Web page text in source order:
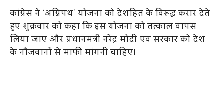
कांग्रेस ने ‘अग्निपथ’ योजना को देशहित के विरूद्ध करार देते
हुए शुक्रवार को कहा कि इस योजना को तत्काल वापस
लिया जाए और प्रधानमंत्री नरेंद्र मोदी एवं सरकार को देश
के नौजवानों से माफी मांगनी चाहिए।